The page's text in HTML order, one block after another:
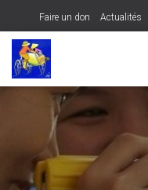
Faire un don Actualités